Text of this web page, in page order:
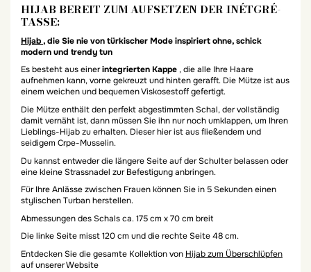
HIJAB BEREIT ZUM AUFSETZEN DER INÉTGRÉ-
TASSE:
Hijab, die Sie nie von türkischer Mode inspiriert ohne, schick
modern und trendy tun
Es besteht aus einerintegrierten Kappe , die alle Ihre Haare
aufnehmen kann, vorne gekreuzt und hinten gerafft. Die Mütze ist aus
einem weichen und bequemen Viskosestoff gefertigt.
Die Mütze enthält den perfekt abgestimmten Schal, der vollständig
damit vernäht ist, dann müssen Sie ihn nur noch umklappen, um Ihren
Lieblings-Hijab zu erhalten. Dieser hier ist aus fließendem und
seidigem Crpe-Musselin.
Du kannst entweder die längere Seite auf der Schulter belassen oder
eine kleine Strassnadel zur Befestigung anbringen.
Für Ihre Anlässe zwischen Frauen können Sie in 5 Sekunden einen
stylischen Turban herstellen.
Abmessungen des Schals ca. 175 cm x 70 cm breit
Die linke Seite misst 120 cm und die rechte Seite 48 cm.
Entdecken Sie die gesamte Kollektion von Hijab zum Überschlüpfen
auf unserer Website